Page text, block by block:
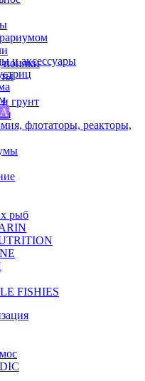
грунт
и аксессуары
флотаторы, реакторы,
рыб
FISHIES